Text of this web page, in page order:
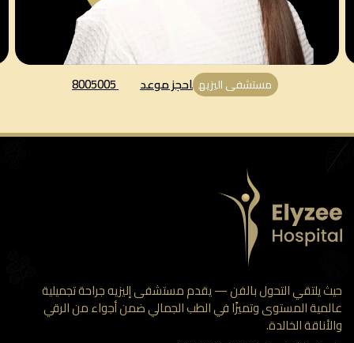
مستشفى اليزيه احجز موعد 8005005
يلتقي التحول بالفن — يقدم مستشفى إليزيه جراحة تجميلية
المستوى وتميزًا في الطب الجمالي ضمن أجواء من الرقي
الخالدة.